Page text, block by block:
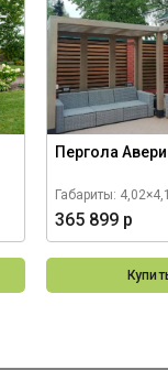
Пергола
Габариты:
365 899 р